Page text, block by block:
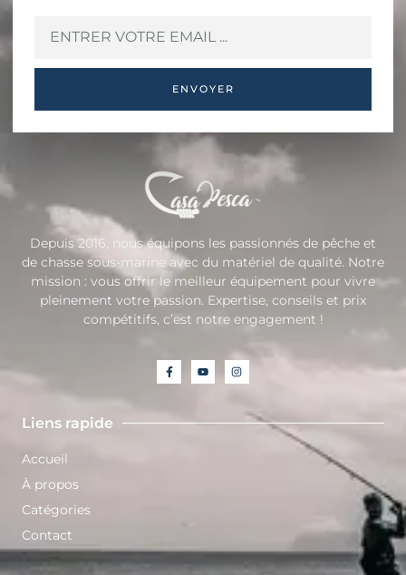
ENVOYER
Depuis 2016, nous équipons les passionnés de pêche et
de chasse sous-marine avec du matériel de qualité. Notre
mission : vous offrir le meilleur équipement pour vivre
pleinement votre passion. Expertise, conseils et prix
compétitifs, c’est notre engagement !
Liens rapide
Accueil
À propos
Catégories
Contact